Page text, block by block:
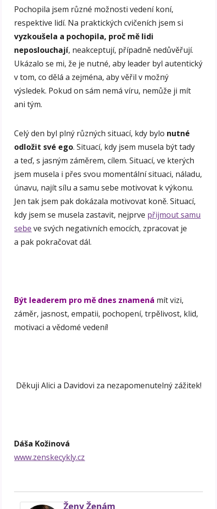
Pochopila jsem různé možnosti vedení koní,
respektive lidí. Na praktických cvičeních jsem si
vyzkoušela a pochopila, proč mě lidi
neposlouchají, neakceptují, případně nedůvěřují.
Ukázalo se mi, že je nutné, aby leader byl autentický
v tom, co dělá a zejména, aby věřil v možný
výsledek. Pokud on sám nemá víru, nemůže ji mít
ani tým.
Celý den byl plný různých situací, kdy bylo nutné
odložit své ego. Situací, kdy jsem musela být tady
a teď, s jasným záměrem, cílem. Situací, ve kterých
jsem musela i přes svou momentální situaci, náladu,
únavu, najít sílu a samu sebe motivovat k výkonu.
Jen tak jsem pak dokázala motivovat koně. Situací,
kdy jsem se musela zastavit, nejprve přijmout samu
sebe ve svých negativních emocích, zpracovat je
a pak pokračovat dál.
Být leaderem pro mě dnes znamená mít vizi,
záměr, jasnost, empatii, pochopení, trpělivost, klid,
motivaci a vědomé vedení!
Děkuji Alici a Davidovi za nezapomenutelný zážitek!
Dáša Kožinová
www.zenskecykly.cz
Ženy Ženám